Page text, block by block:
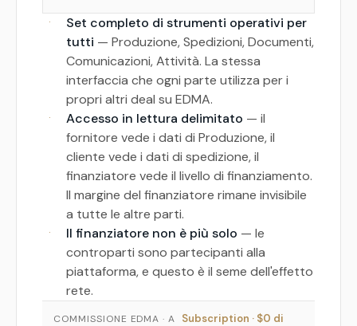
·
Set completo di strumenti operativi per
tutti — Produzione, Spedizioni, Documenti,
Comunicazioni, Attività. La stessa
interfaccia che ogni parte utilizza per i
propri altri deal su EDMA.
· Accesso in lettura delimitato — il
fornitore vede i dati di Produzione, il
cliente vede i dati di spedizione, il
finanziatore vede il livello di finanziamento.
Il margine del finanziatore rimane invisibile
a tutte le altre parti.
· Il finanziatore non è più solo — le
controparti sono partecipanti alla
piattaforma, e questo è il seme dell'effetto
rete.
COMMISSIONE EDMA · A
Subscription · $0 di